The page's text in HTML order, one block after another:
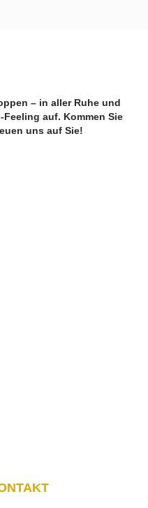
– in aller Ruhe und
auf. Kommen Sie
uns auf Sie!